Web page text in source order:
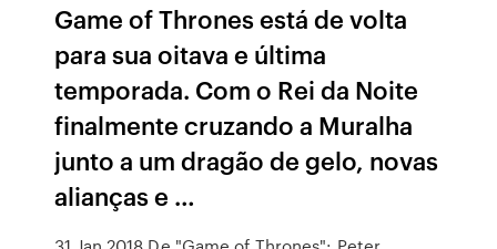
Game of Thrones está de volta
para sua oitava e última
temporada. Com o Rei da Noite
finalmente cruzando a Muralha
junto a um dragão de gelo, novas
alianças e …